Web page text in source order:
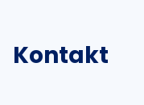
Kontakt